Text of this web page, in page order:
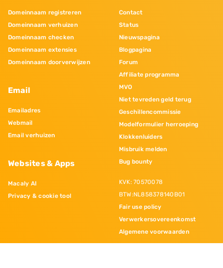
Domeinnaam registreren
Domeinnaam verhuizen
Domeinnaam checken
Domeinnaam extensies
Domeinnaam doorverwijzen
Email
Emailadres
Webmail
Email verhuizen
Websites & Apps
Macaly AI
Privacy & cookie tool
Contact
Status
Nieuwspagina
Blogpagina
Forum
Affiliate programma
MVO
Niet tevreden geld terug
Geschillencommissie
Modelformulier herroeping
Klokkenluiders
Misbruik melden
Bug bounty
KVK: 70570078
BTW:NL858378140B01
Fair use policy
Verwerkersovereenkomst
Algemene voorwaarden